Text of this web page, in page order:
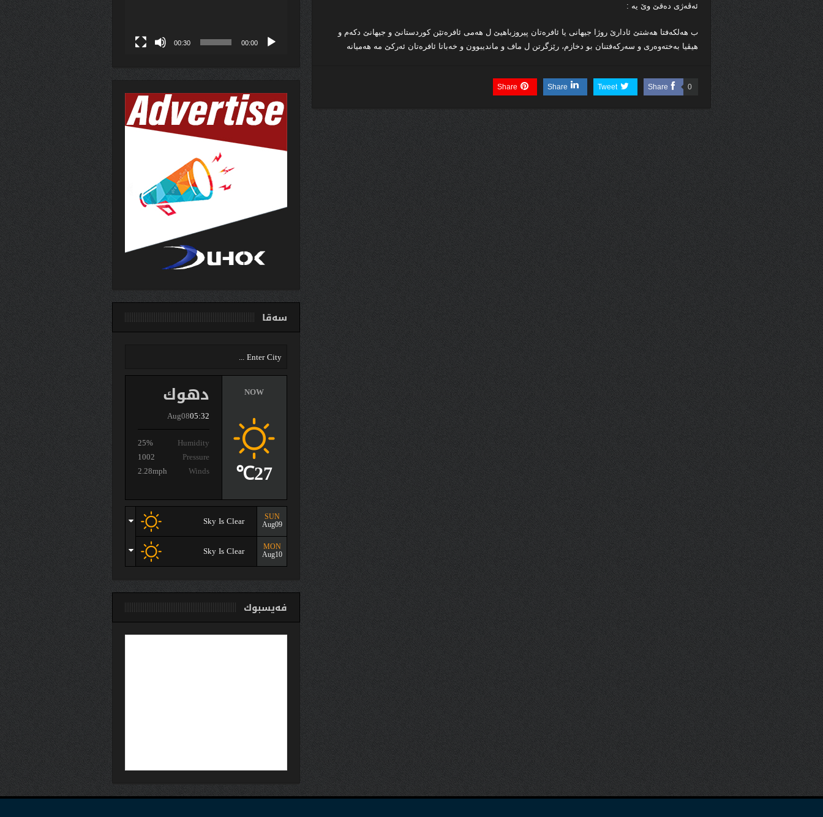
ئه‌ڤه‌ژى ده‌قێ وێ یه‌ :
ب هه‌لكه‌فتا هه‌شتێ ئادارێ روژا جیهانى یا ئافره‌تان پیروزباهیێ ل هه‌می ئافره‌تێن كوردستانێ و جیهانێ دكه‌م و
هیڤیا به‌خته‌وه‌ری و سه‌ركه‌فتنان بو دخازم، رێزگرتن ل ماف و ماندیبوون و خه‌باتا ئافره‌تان ئه‌ركێ مه‌ هه‌میانه‌
Share 0
Tweet
Share
Share
00:00
00:30
سەقا
دهوك
Aug0805:32
Humidity
25%
Pressure
1002
Winds
2.28mph
NOW
27℃
SUN
Aug09
Sky Is Clear
MON
Aug10
Sky Is Clear
فەیسبوك